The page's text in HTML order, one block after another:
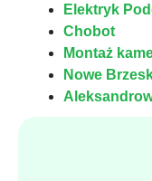
Elektryk
Chobot
Montaż
Nowe